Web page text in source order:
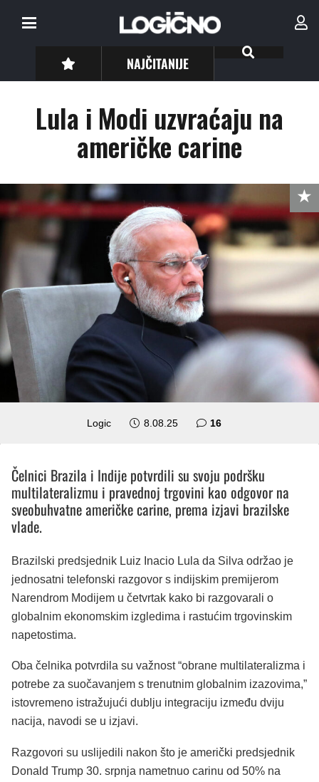
NAJČITANIJE
Lula i Modi uzvraćaju na
američke carine
Logic 8.08.25 16komentara
Čelnici Brazila i Indije potvrdili su svoju podršku
multilateralizmu i pravednoj trgovini kao odgovor na
sveobuhvatne američke carine, prema izjavi brazilske
vlade.
Brazilski predsjednik Luiz Inacio Lula da Silva održao je
jednosatni telefonski razgovor s indijskim premijerom
Narendrom Modijem u četvrtak kako bi razgovarali o
globalnim ekonomskim izgledima i rastućim trgovinskim
napetostima.
Oba čelnika potvrdila su važnost “obrane multilateralizma i
potrebe za suočavanjem s trenutnim globalnim izazovima,”
istovremeno istražujući dublju integraciju između dviju
nacija, navodi se u izjavi.
Razgovori su uslijedili nakon što je američki predsjednik
Donald Trump 30. srpnja nametnuo carinu od 50% na